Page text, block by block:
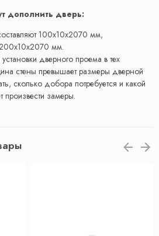
дополнить дверь:
100x10x2070 мм,
мм.
дверного проема в тех
стены превышает размеры дверной
сколько добора потребуется и какой
произвести замеры.